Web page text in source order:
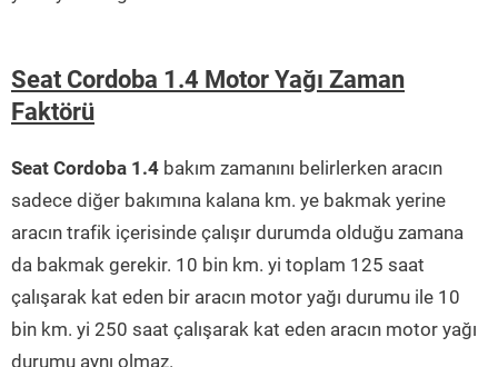
Seat Cordoba 1.4 Motor Yağı Zaman
Faktörü
Seat Cordoba 1.4 bakım zamanını belirlerken aracın
sadece diğer bakımına kalana km. ye bakmak yerine
aracın trafik içerisinde çalışır durumda olduğu zamana
da bakmak gerekir. 10 bin km. yi toplam 125 saat
çalışarak kat eden bir aracın motor yağı durumu ile 10
bin km. yi 250 saat çalışarak kat eden aracın motor yağı
durumu aynı olmaz.